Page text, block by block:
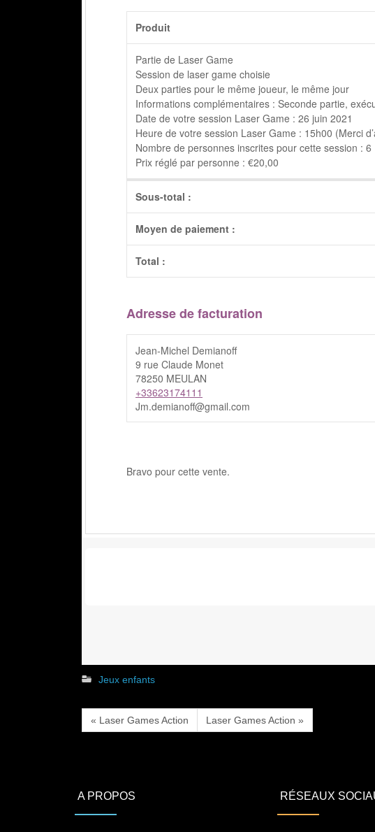
Produit
Partie de Laser Game
Session de laser game choisie
Deux parties pour le même joueur, le même jour
Informations complémentaires : Seconde partie,
Date de votre session Laser Game : 26 juin 2021
Heure de votre session Laser Game : 15h00 (Merci
Nombre de personnes inscrites pour cette session : 6
Prix réglé par personne : €20,00
Sous-total :
Moyen de paiement :
Total :
Adresse de facturation
Jean-Michel Demianoff
9 rue Claude Monet
78250 MEULAN
+33623174111
Jm.demianoff@gmail.com
Bravo pour cette vente.
Jeux enfants
« Laser Games Action Laser Games Action »
A PROPOS RÉSEAUX